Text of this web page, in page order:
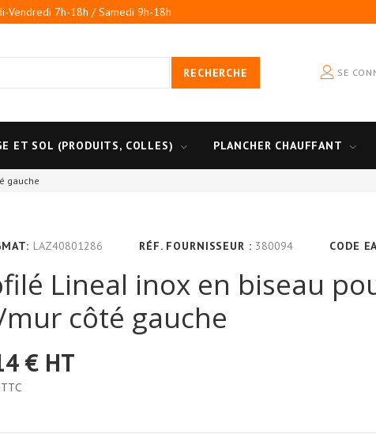
Vendredi 7h-18h / Samedi 9h-18h
RECHERCHE SE
ET SOL (PRODUITS, COLLES) PLANCHER CHAUFFANT
gauche
LAZ40801286 RÉF. FOURNISSEUR : 380094 CODE
Lineal inox en biseau
côté gauche
€ HT
TTC